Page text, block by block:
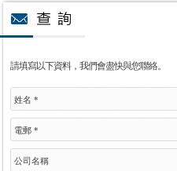
請填寫以下資料，我們會盡快與您聯絡。